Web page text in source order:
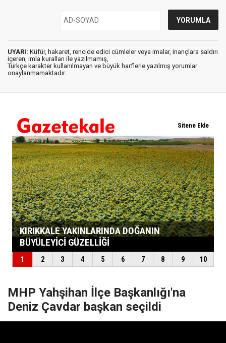
UYARI: Küfür, hakaret, rencide edici cümleler veya imalar, inançlara saldırı
içeren, imla kuralları ile yazılmamış,
Türkçe karakter kullanılmayan ve büyük harflerle yazılmış yorumlar
onaylanmamaktadır.
MHP Yahşihan İlçe Başkanlığı'na
Deniz Çavdar başkan seçildi